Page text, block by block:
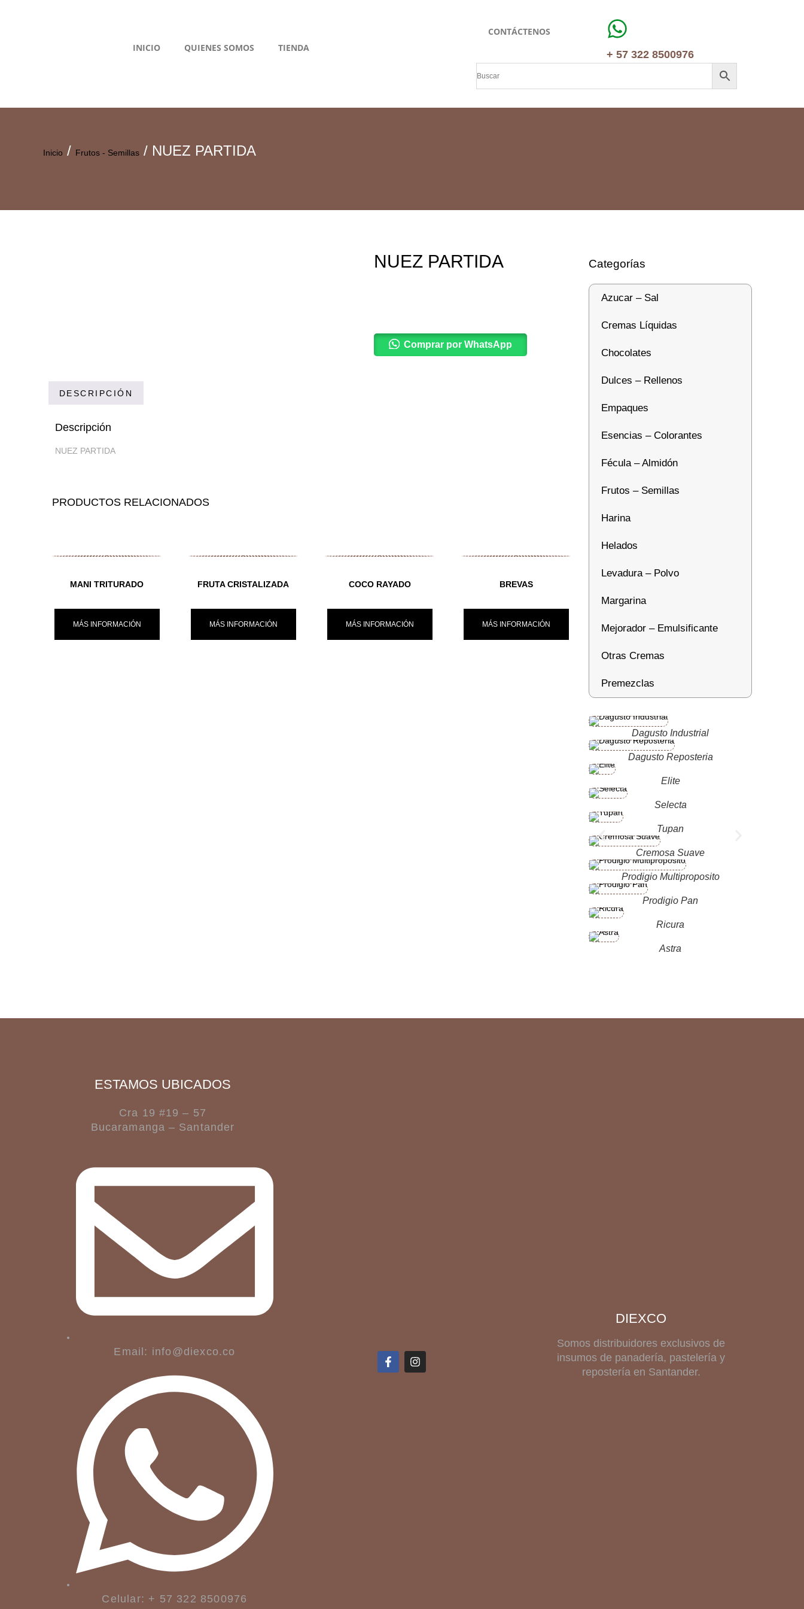
INICIO QUIENES SOMOS TIENDA
CONTÁCTENOS
+ 57 322 8500976
Inicio / Frutos - Semillas / NUEZ PARTIDA
NUEZ PARTIDA
Comprar por WhatsApp
DESCRIPCIÓN
Descripción
NUEZ PARTIDA
PRODUCTOS RELACIONADOS
MANI TRITURADO
MÁS INFORMACIÓN
FRUTA CRISTALIZADA
MÁS INFORMACIÓN
COCO RAYADO
MÁS INFORMACIÓN
BREVAS
MÁS INFORMACIÓN
Categorías
Azucar – Sal
Cremas Líquidas
Chocolates
Dulces – Rellenos
Empaques
Esencias – Colorantes
Fécula – Almidón
Frutos – Semillas
Harina
Helados
Levadura – Polvo
Margarina
Mejorador – Emulsificante
Otras Cremas
Premezclas
Dagusto Industrial
Dagusto Reposteria
Elite
Selecta
Tupan
Cremosa Suave
Prodigio Multiproposito
Prodigio Pan
Ricura
Astra
ESTAMOS UBICADOS
Cra 19 #19 – 57
Bucaramanga – Santander
Email: info@diexco.co
Celular: + 57 322 8500976
DIEXCO
Somos distribuidores exclusivos de
insumos de panadería, pastelería y
repostería en Santander.